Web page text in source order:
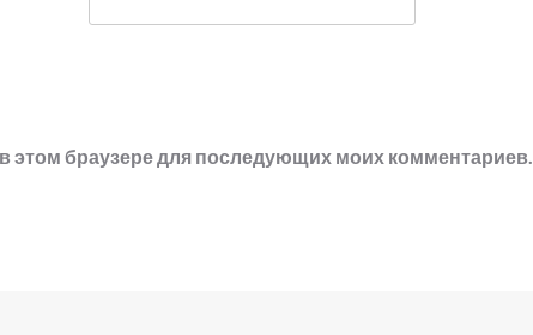
этом браузере для последующих моих комментариев.